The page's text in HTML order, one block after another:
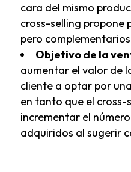
cara del mismo
cross-selling propone
pero
Objetivo de la
aumentar el valor de
cliente a optar por
en tanto que el cross-
incrementar el
adquiridos al sugerir